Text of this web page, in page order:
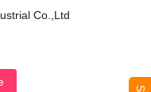
Co.,Ltd